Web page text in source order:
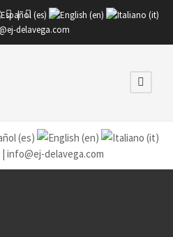
|
delavega.com
info@ej-delavega.com